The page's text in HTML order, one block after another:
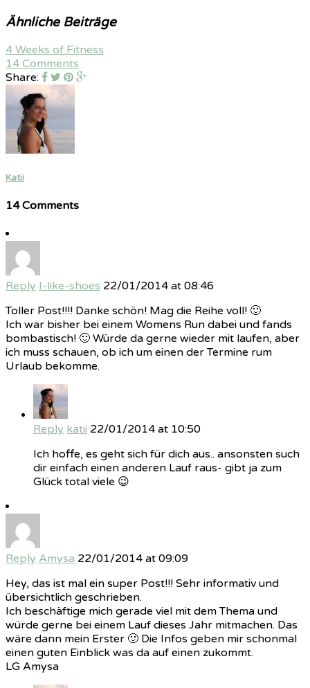
Ähnliche Beiträge
4 Weeks of Fitness
14 Comments
Share:
Katii
14 Comments
Reply I-like-shoes 22/01/2014 at 08:46
Toller Post!!!! Danke schön! Mag die Reihe voll! 🙂
Ich war bisher bei einem Womens Run dabei und fands
bombastisch! 🙂 Würde da gerne wieder mit laufen, aber
ich muss schauen, ob ich um einen der Termine rum
Urlaub bekomme.
Reply katii 22/01/2014 at 10:50
Ich hoffe, es geht sich für dich aus.. ansonsten such
dir einfach einen anderen Lauf raus- gibt ja zum
Glück total viele 😉
Reply Amysa 22/01/2014 at 09:09
Hey, das ist mal ein super Post!!! Sehr informativ und
übersichtlich geschrieben.
Ich beschäftige mich gerade viel mit dem Thema und
würde gerne bei einem Lauf dieses Jahr mitmachen. Das
wäre dann mein Erster 🙂 Die Infos geben mir schonmal
einen guten Einblick was da auf einen zukommt.
LG Amysa